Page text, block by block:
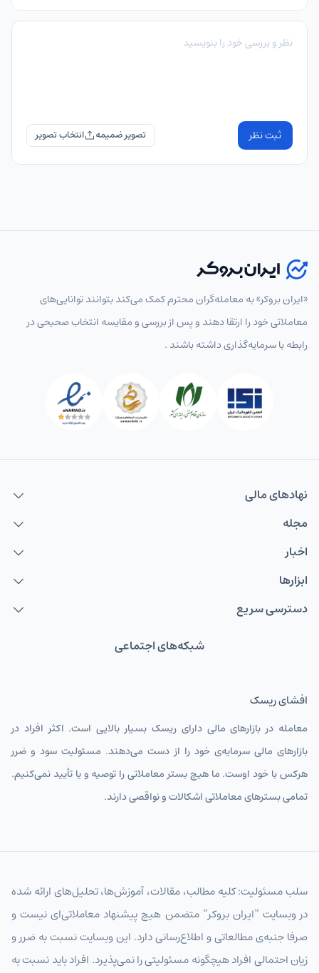
ثبت نظر تصویر ضمیمه
«ایران بروکر» به معامله‌گران محترم کمک می‌کند بتوانند توانایی‌های
معاملاتی خود را ارتقا دهند و پس از بررسی و مقایسه انتخاب‌ صحیحی در
رابطه با سرمایه‌گذاری داشته باشند .
نهاد‌های مالی
مجله
اخبار
ابزارها
دسترسی سریع
شبکه‌های اجتماعی
افشای ریسک
معامله در بازارهای مالی دارای ریسک بسیار بالایی است. اکثر افراد در
بازارهای مالی سرمایه‌ی خود را از دست می‌دهند. مسئولیت سود و ضرر
هرکس با خود اوست. ما هیچ بستر معاملاتی را توصیه و یا تأیید نمی‌کنیم.
تمامی بسترهای معاملاتی اشکالات و نواقصی دارند.
سلب مسئولیت: کلیه مطالب، مقالات، آموزش‌ها، تحلیل‌های ارائه شده
در وبسایت “ایران بروکر” متضمن هیچ پیشنهاد معاملاتی‌ای نیست و
صرفا جنبه‌ی مطالعاتی و اطلاع‌رسانی دارد. این وبسایت نسبت به ضرر و
زیان احتمالی افراد هیچگونه مسئولیتی را نمی‌پذیرد. افراد باید نسبت به